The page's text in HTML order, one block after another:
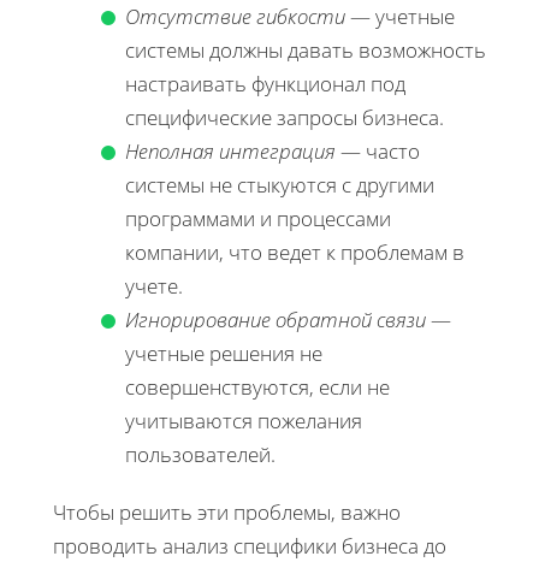
Отсутствие гибкости— учетные
системы должны давать возможность
настраивать функционал под
специфические запросы бизнеса.
Неполная интеграция — часто
системы не стыкуются с другими
программами и процессами
компании, что ведет к проблемам в
учете.
Игнорирование обратной связи—
учетные решения не
совершенствуются, если не
учитываются пожелания
пользователей.
Чтобы решить эти проблемы, важно
проводить анализ специфики бизнеса до